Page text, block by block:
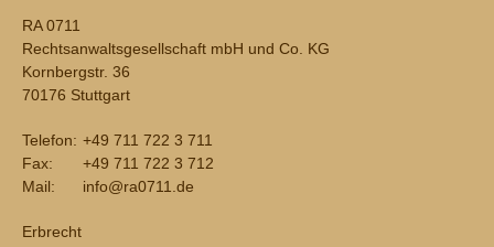
RA 0711
Rechtsanwaltsgesellschaft mbH und Co. KG
Kornbergstr. 36
70176 Stuttgart
Telefon: +49 711 722 3 711
Fax:
+49 711 722 3 712
Mail:
info@ra0711.de
Erbrecht